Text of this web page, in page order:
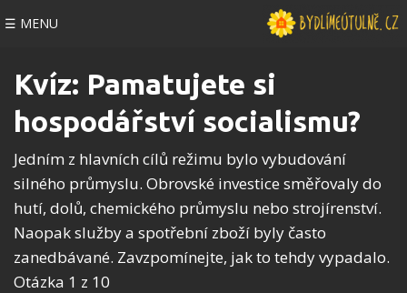
☰ MENU
Kvíz: Pamatujete si
hospodářství socialismu?
Jedním z hlavních cílů režimu bylo vybudování
silného průmyslu. Obrovské investice směřovaly do
hutí, dolů, chemického průmyslu nebo strojírenství.
Naopak služby a spotřební zboží byly často
zanedbávané. Zavzpomínejte, jak to tehdy vypadalo.
Otázka 1 z 10